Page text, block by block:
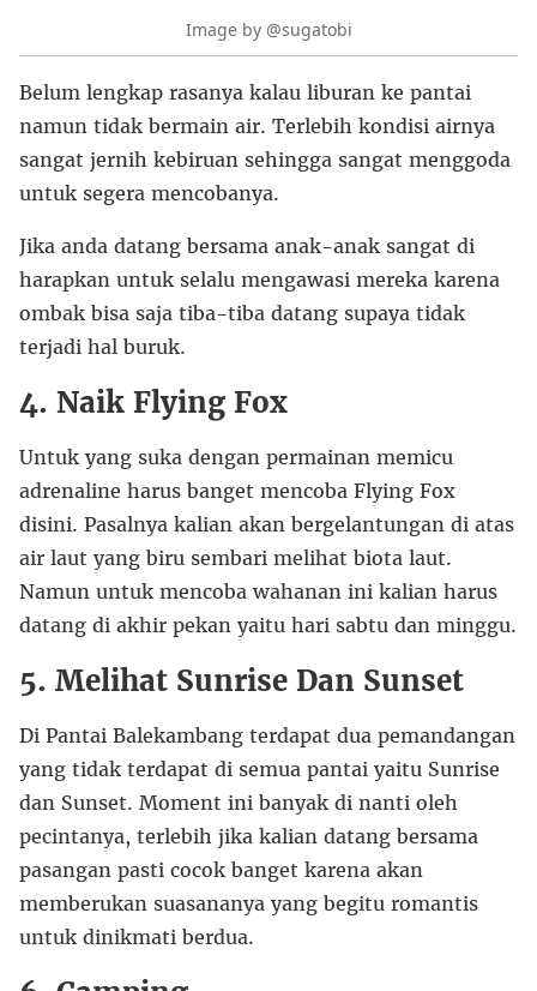
Image by @sugatobi
Belum lengkap rasanya kalau liburan ke pantai
namun tidak bermain air. Terlebih kondisi airnya
sangat jernih kebiruan sehingga sangat menggoda
untuk segera mencobanya.
Jika anda datang bersama anak-anak sangat di
harapkan untuk selalu mengawasi mereka karena
ombak bisa saja tiba-tiba datang supaya tidak
terjadi hal buruk.
4. Naik Flying Fox
Untuk yang suka dengan permainan memicu
adrenaline harus banget mencoba Flying Fox
disini. Pasalnya kalian akan bergelantungan di atas
air laut yang biru sembari melihat biota laut.
Namun untuk mencoba wahanan ini kalian harus
datang di akhir pekan yaitu hari sabtu dan minggu.
5. Melihat Sunrise Dan Sunset
Di Pantai Balekambang terdapat dua pemandangan
yang tidak terdapat di semua pantai yaitu Sunrise
dan Sunset. Moment ini banyak di nanti oleh
pecintanya, terlebih jika kalian datang bersama
pasangan pasti cocok banget karena akan
memberukan suasananya yang begitu romantis
untuk dinikmati berdua.